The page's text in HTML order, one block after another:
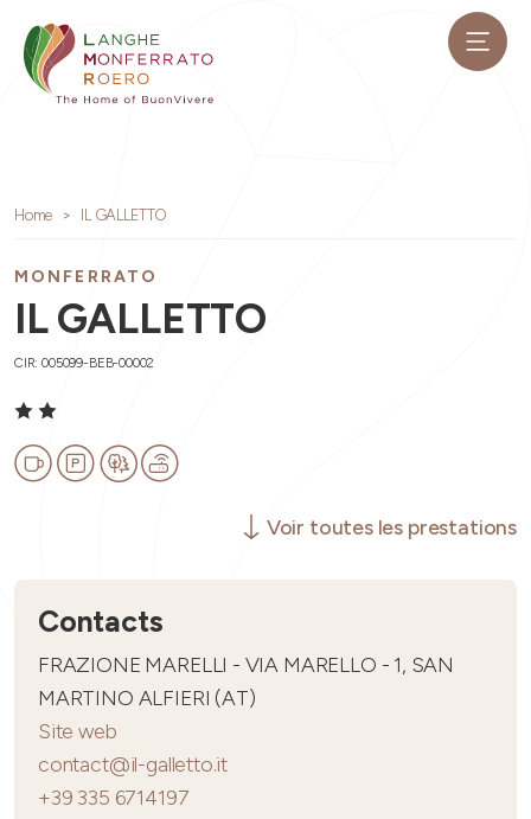
Home IL GALLETTO
MONFERRATO
IL GALLETTO
CIR: 005099-BEB-00002
Voir toutes les prestations
Contacts
FRAZIONE MARELLI - VIA MARELLO - 1, SAN
MARTINO ALFIERI (AT)
Site web
contact@il-galletto.it
+39 335 6714197